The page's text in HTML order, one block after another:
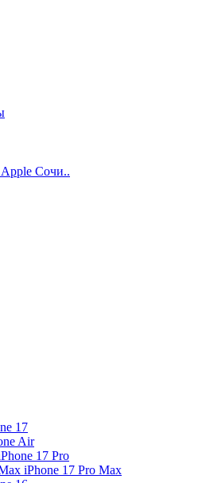
17
Air
17 Pro
iPhone 17 Pro Max